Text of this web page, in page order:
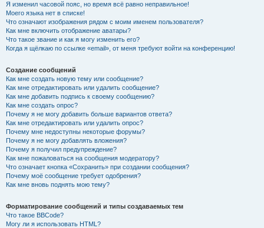
Я изменил часовой пояс, но время всё равно неправильное!
Моего языка нет в списке!
Что означают изображения рядом с моим именем пользователя?
Как мне включить отображение аватары?
Что такое звание и как я могу изменить его?
Когда я щёлкаю по ссылке «email», от меня требуют войти на конференцию!
Создание сообщений
Как мне создать новую тему или сообщение?
Как мне отредактировать или удалить сообщение?
Как мне добавить подпись к своему сообщению?
Как мне создать опрос?
Почему я не могу добавить больше вариантов ответа?
Как мне отредактировать или удалить опрос?
Почему мне недоступны некоторые форумы?
Почему я не могу добавлять вложения?
Почему я получил предупреждение?
Как мне пожаловаться на сообщения модератору?
Что означает кнопка «Сохранить» при создании сообщения?
Почему моё сообщение требует одобрения?
Как мне вновь поднять мою тему?
Форматирование сообщений и типы создаваемых тем
Что такое BBCode?
Могу ли я использовать HTML?